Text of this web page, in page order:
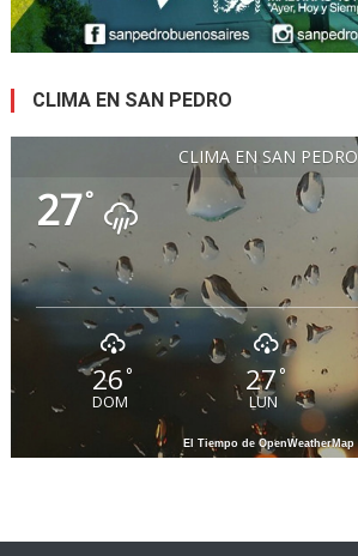
CLIMA EN SAN PEDRO
CLIMA EN SAN PEDRO
27°
26°
DOM
27 °
LUN
El Tiempo de OpenWeatherMap